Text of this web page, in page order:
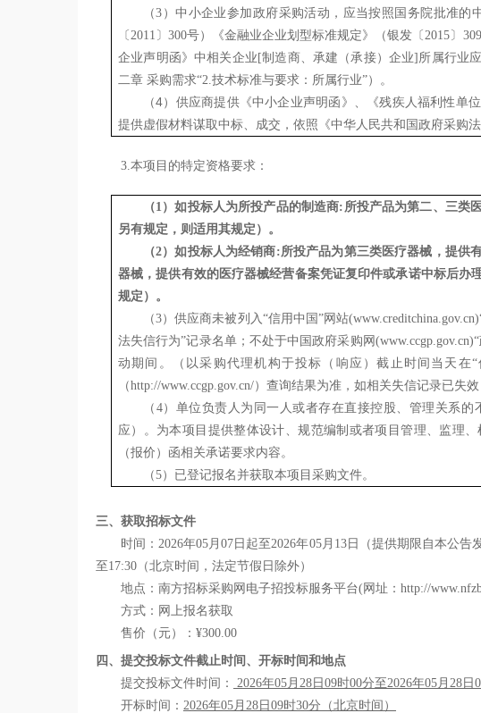
（3 ）中小企业参加政府采购活动，应当按照国务院批准的
〔2011 〕300号）《金融业企业划型标准规定》（银发〔2015 〕 309
企业声明函》中相关企业 [制造商、承建（承接）企业] 所属行业
二章 采购需求“2.技术标准与要求：所属行业”）。
（4）供应商提供《中小企业声明函》、《残疾人福利性单
提供虚假材料谋取中标、成交，依照《中华人民共和国政府采购
3.本项目的特定资格要求：
（1）如投标人为所投产品的制造商:所投产品为第二、三类
另有规定，则适用其规定）。
（2）如投标人为经销商:所投产品为第三类医疗器械，提供
器械，提供有效的医疗器械经营备案凭证复印件或承诺中标后
规定）。
（3）供应商未被列入“信用中国”网站
法失信行为”记录名单；不处于中国政府采购网
动期间。（以采购代理机构于投标（响应）截止时间当天在“
（http://www.ccgp.gov.cn/）查询结果为准，如相关失信记录已失
（ 4）单位负责人为同一人或者存在直接控股、管理关系
应）。为本项目提供整体设计、规范编制或者项目管理、监理
（报价）函相关承诺要求内容。
（5）已登记报名并获取本项目采购文件。
三、获取招标文件
时间：2026年05月07 日起至2026年05月 13日（提供期限自本公告
至 17:30 （北京时间，法定节假日除外）
地点： 南方招标采购网电子招投标服务平台(网址：http://
方式：网上报名获取
售价（元）： ¥300.00
四、提交投标文件截止时间、开标时间和地点
提交投标文件时间 ： 2026年05月 28 日 09时00分至2026年05月 28 日
开标时间 ： 2026年05月 28 日 09时30分 （北京时间）